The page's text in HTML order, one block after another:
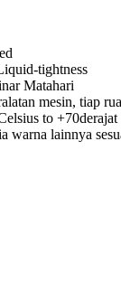
tightness
Matahari
mesin, tiap
to +70derajat
warna lainnya